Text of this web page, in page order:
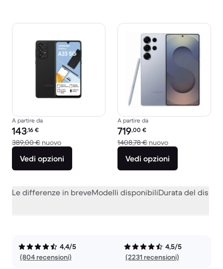
A partire da
Prezzo del ricondizionato:
143,16 €
389,00 € nuovoRispetto a 389,00 € del nuovo
Vedi opzioni
A partire da
Prezzo del ricondizionato:
719,00 €
1408,78 € nuovoRispetto a
Vedi opzioni
Le differenze in breveModelli disponibiliDurata del
4,4/5
(804 recensioni)
4,5/5
(2231 recensioni)